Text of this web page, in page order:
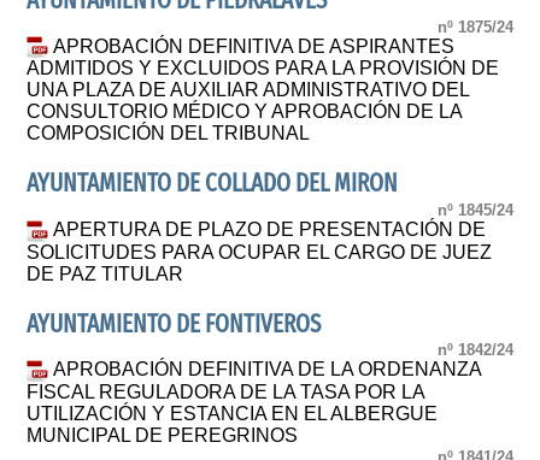
nº 1875/24
APROBACIÓN DEFINITIVA DE ASPIRANTES
ADMITIDOS Y EXCLUIDOS PARA LA PROVISIÓN DE
UNA PLAZA DE AUXILIAR ADMINISTRATIVO DEL
CONSULTORIO MÉDICO Y APROBACIÓN DE LA
COMPOSICIÓN DEL TRIBUNAL
AYUNTAMIENTO DE COLLADO DEL MIRON
nº 1845/24
APERTURA DE PLAZO DE PRESENTACIÓN DE
SOLICITUDES PARA OCUPAR EL CARGO DE JUEZ
DE PAZ TITULAR
AYUNTAMIENTO DE FONTIVEROS
nº 1842/24
APROBACIÓN DEFINITIVA DE LA ORDENANZA
FISCAL REGULADORA DE LA TASA POR LA
UTILIZACIÓN Y ESTANCIA EN EL ALBERGUE
MUNICIPAL DE PEREGRINOS